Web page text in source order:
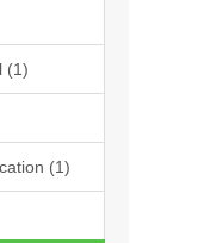
(1)
(1)